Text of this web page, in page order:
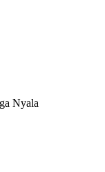
Nyala